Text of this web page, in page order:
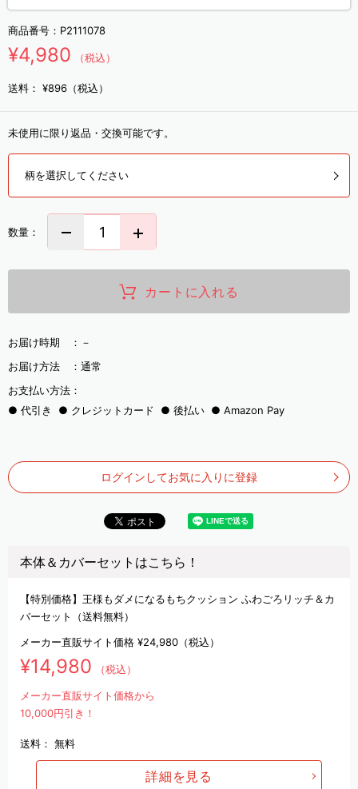
商品番号： P2111078
¥4,980 （税込）
送料： ¥896（税込）
未使用に限り返品・交換可能です。
柄を選択してください
数量：
カートに入れる
お届け時期 ： －
お届け方法 ： 通常
お支払い方法：
代引き
クレジットカード 後払い Amazon Pay
ログインしてお気に入りに登録
本体＆カバーセットはこちら！
【特別価格】王様もダメになるもちクッション ふわごろリッチ＆カ
バーセット（送料無料）
メーカー直販サイト価格 ¥24,980 （税込）
¥14,980 （税込）
メーカー直販サイト価格から
10,000円引き！
送料： 無料
詳細を見る